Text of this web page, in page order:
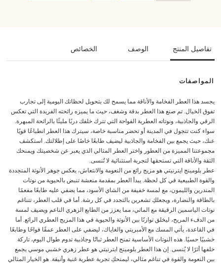
تفاصيل المنتج الوصف الخصائص
المواصفات
يجسد هذا العطر الفخامة والأناقة مما يسمح لك بتحويل لحظاتك اليومية إلى تجارب
تفوق الخيال. تم صنع هذا العطر بدقة وشغف، حيث ما يميزه رائحته الفريدة التي تعكس
الرقي والجاذبية، ونوتاته العطرية الفواحة التي تترك خلفك دربًا مليئًا بالرائحة المبهرة.
سواء كنت تتجول في المدينة أو تحضر مناسبة خاصة، سيترك هذا العطر انطباعًا قويًا
عنك، حيث يجمع بين الفخامة والجاذبية ليضيف طابعًا خاصًا على إطلالتك. استكشف
مجموعتنا المميزة من العطور واختر العطر المثالي الذي يعبر عن شخصيتك ويمنحك
الثقة والأناقة التي تستحقها لتجربة استثنائية لا تُنسى.
عطر بلومينج ايترنيتي هو مزيج رائع من النعومة والانتعاش، يعكس جوهر الأنوثة المتجددة
والقوة الطبيعية في كل لحظة. يبدأ العطر بمقدمة منعشة تنبض بالحيوية من نوتات
المندرين والليمون، مع لمسة خفيفة من الشاي الأسود، مما يضفي عليه طابعًا مفعمًا
بالطاقة والنضارة، ويجعلكِ تشعرين بالتجدد في كل رشة. أما في قلب العطر، تتناغم
نوتات الياسمين الرقيقة مع الماتي، مما يعزز من الطابع الزهري الناعم ويضيف لمسة
من الدفء المريح، ليخلق توازنًا بين الأنوثة والحيوية في هذا المزيج العطري الرائع. أما
في القاعدة، يأتي المسك مع الأمبريتي والغاياك، ليضفي على العطر عمقًا فواحًا وطابعًا
خشبيًا حسيًا. هذه النوتات الأساسية تمنح العطر ثباتًا وجاذبية تدوم طوال اليوم، تاركة
خلفها أثرًا لا يُنسى. إن هذا العطر بلومينج ايترنيتي هو عطر زهري خشبي موسي يجمع
بين النعومة والقوة في تناغم مثالي، ليمنحكِ تجربة عطرية غنية وأنيقة. هو الخيار المثالي